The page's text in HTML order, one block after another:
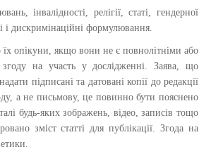
інвалідності, релігії, статі, гендерної
і дискримінаційні формулювання.
опікуни, якщо вони не є повнолітніми або
на участь у дослідженні. Заява, що
підписані та датовані копії до редакції
а не письмову, це повинно бути пояснено
будь-яких зображень, відео, записів тощо
зміст статті для публікації. Згода на